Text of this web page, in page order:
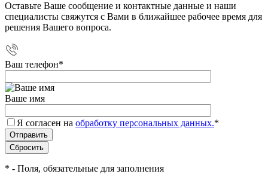
Оставьте Ваше сообщение и контактные данные и наши
специалисты свяжутся с Вами в ближайшее рабочее время для
решения Вашего вопроса.
Ваш телефон*
Ваше имя
Я согласен на обработку персональных данных.*
* - Поля, обязательные для заполнения